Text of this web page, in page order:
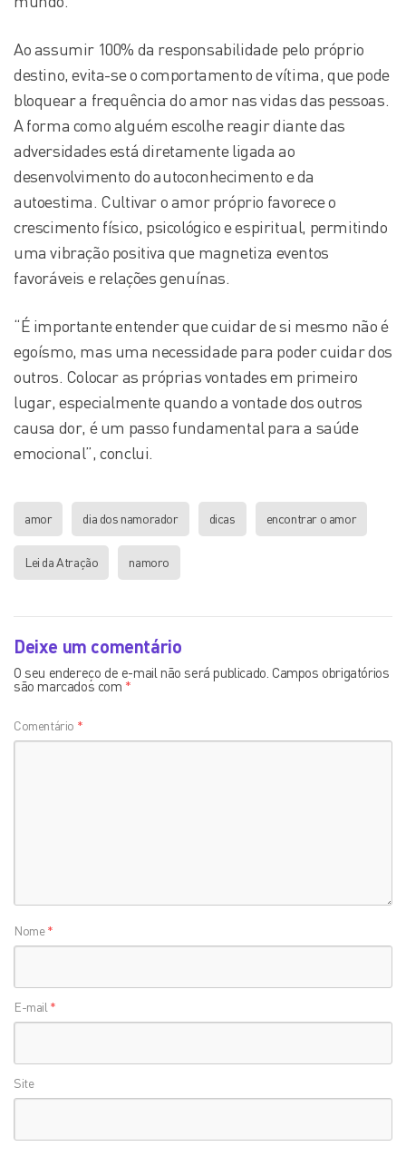
Ao assumir 100% da responsabilidade pelo próprio
destino, evita-se o comportamento de vítima, que pode
bloquear a frequência do amor nas vidas das pessoas.
A forma como alguém escolhe reagir diante das
adversidades está diretamente ligada ao
desenvolvimento do autoconhecimento e da
autoestima. Cultivar o amor próprio favorece o
crescimento físico, psicológico e espiritual, permitindo
uma vibração positiva que magnetiza eventos
favoráveis e relações genuínas.
“É importante entender que cuidar de si mesmo não é
egoísmo, mas uma necessidade para poder cuidar dos
outros. Colocar as próprias vontades em primeiro
lugar, especialmente quando a vontade dos outros
causa dor, é um passo fundamental para a saúde
emocional”, conclui.
amor dia dos namorador dicas encontrar o amor
Lei da Atração namoro
Deixe um comentário
O seu endereço de e-mail não será publicado. Campos obrigatórios
são marcados com *
Comentário *
Nome*
E-mail *
Site